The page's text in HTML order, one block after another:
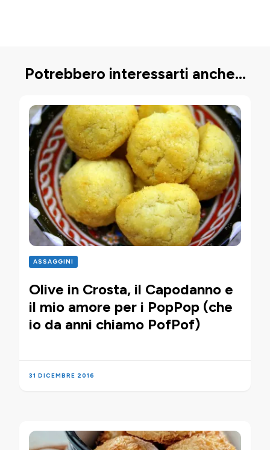
Potrebbero interessarti anche...
ASSAGGINI
Olive in Crosta, il Capodanno e
il mio amore per i PopPop (che
io da anni chiamo PofPof)
31 DICEMBRE 2016